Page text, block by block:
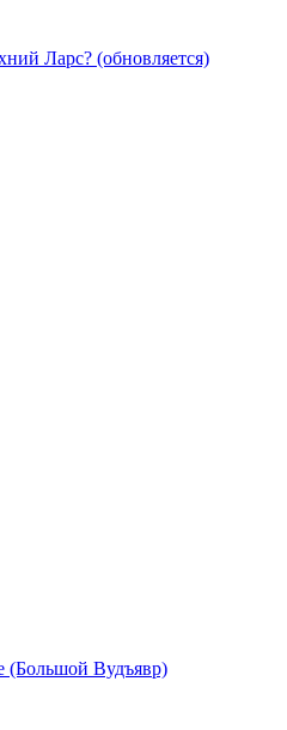
Ларс? (обновляется)
(Большой Вудъявр)